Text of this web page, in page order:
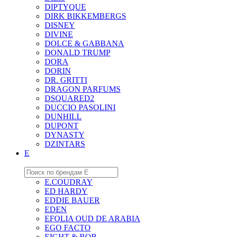
DIPTYQUE
DIRK BIKKEMBERGS
DISNEY
DIVINE
DOLCE & GABBANA
DONALD TRUMP
DORA
DORIN
DR. GRITTI
DRAGON PARFUMS
DSQUARED2
DUCCIO PASOLINI
DUNHILL
DUPONT
DYNASTY
DZINTARS
E
E.COUDRAY
ED HARDY
EDDIE BAUER
EDEN
EFOLIA OUD DE ARABIA
EGO FACTO